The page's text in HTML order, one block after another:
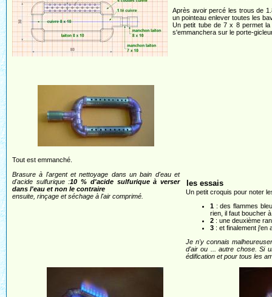
Après avoir percé les trous de
un pointeau enlever toutes les
Un petit tube de 7 x 8 permet
s'emmanchera sur le porte-
Tout est emmanché.
Brasure à l'argent et nettoyage dans un bain d'eau et
d'acide sulfurique :10 % d'acide sulfurique à verser
dans l'eau et non le contraire
ensuite, rinçage et séchage à l'air comprimé.
les essais
Un petit croquis pour noter
1 : des flammes
rien, il faut boucher
2 : une deuxième
3 : et finalement j'en
Je n'y connais
d'air ou ... autre chose. Si
édification et pour tous les